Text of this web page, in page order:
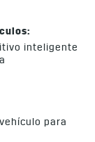
inteligente
para